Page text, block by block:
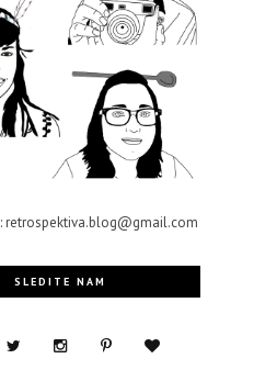
: retrospektiva.blog@gmail.com
SLEDITE NAM